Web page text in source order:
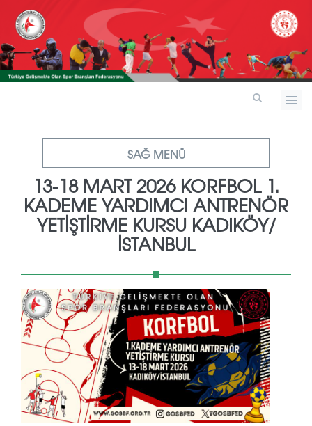
SAĞ MENÜ
13-18 MART 2026 KORFBOL 1.
KADEME YARDIMCI ANTRENÖR
YETİŞTİRME KURSU KADIKÖY/
İSTANBUL